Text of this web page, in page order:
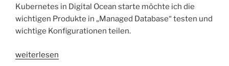
Kubernetes in Digital Ocean starte möchte ich die
wichtigen Produkte in „Managed Database“ testen und
wichtige Konfigurationen teilen.
„Digital
weiterlesen